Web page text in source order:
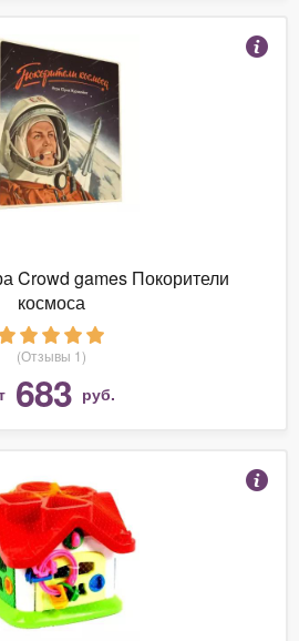
Crowd games Покорители
космоса
(Отзывы 1)
683 руб.